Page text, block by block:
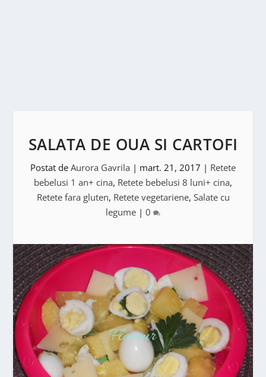
SALATA DE OUA SI CARTOFI
Postat de Aurora Gavrila | mart. 21, 2017 | Retete
bebelusi 1 an+ cina, Retete bebelusi 8 luni+ cina,
Retete fara gluten, Retete vegetariene, Salate cu
legume | 0